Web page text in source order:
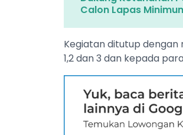
Calon Lapas
Kegiatan ditutup
1,2 dan 3 dan kepada